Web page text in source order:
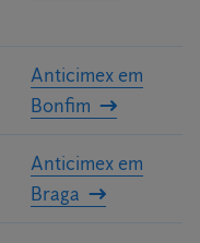
Anticimex em
Bonfim
Anticimex em
Braga